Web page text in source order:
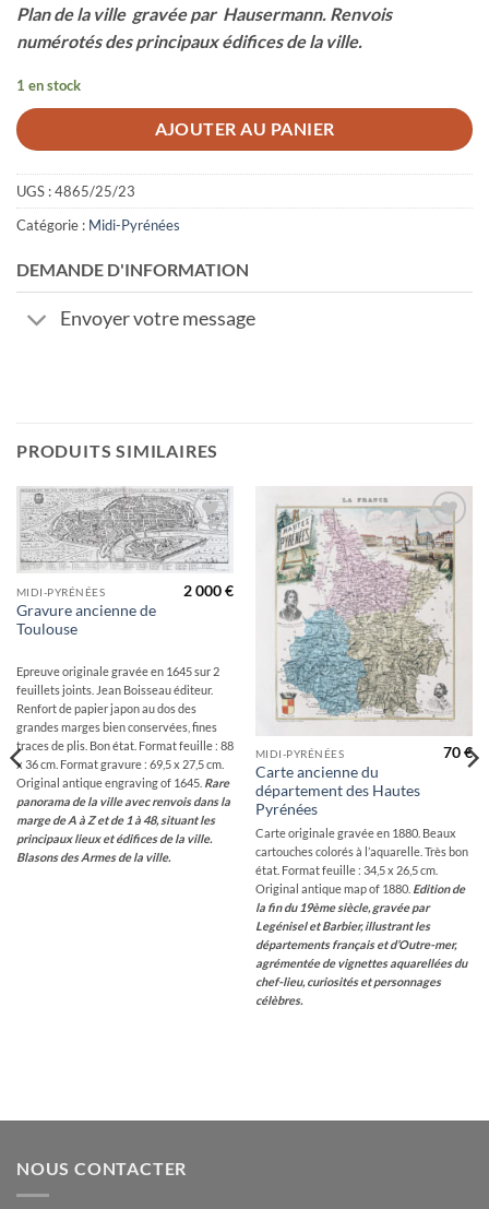
Plan de la ville gravée par Hausermann. Renvois
numérotés des principaux édifices de la ville.
1 en stock
AJOUTER AU PANIER
UGS :4865/25/23
Catégorie : Midi-Pyrénées
DEMANDE D'INFORMATION
Envoyer votre message
PRODUITS SIMILAIRES
Ajouter
à la
wishlist
MIDI-PYRÉNÉES
Gravure ancienne de
Toulouse
2 000€
Epreuve originale gravée en 1645 sur 2
feuillets joints. Jean Boisseau éditeur.
Renfort de papier japon au dos des
grandes marges bien conservées, fines
traces de plis. Bon état. Format feuille : 88
x 36 cm. Format gravure : 69,5 x 27,5 cm.
Original antique engraving of 1645. Rare
panorama de la ville avec renvois dans la
marge de A à Z et de 1 à 48, situant les
principaux lieux et édifices de la ville.
Blasons des Armes de la ville.
Ajouter
à la
wishlist
MIDI-PYRÉNÉES
Carte ancienne du
département des Hautes
Pyrénées
70€
Carte originale gravée en 1880. Beaux
cartouches colorés à l’aquarelle. Très bon
état. Format feuille : 34,5 x 26,5 cm.
Original antique map of 1880. Edition de
la fin du 19ème siècle, gravée par
Legénisel et Barbier, illustrant les
départements français et d’Outre-mer,
agrémentée de vignettes aquarellées du
chef-lieu, curiosités et personnages
célèbres.
NOUS CONTACTER